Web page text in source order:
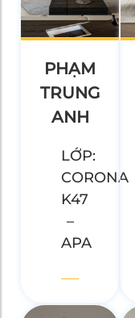
PHẠM
TRUNG
ANH
LỚP:
CORONA
K47
–
APA